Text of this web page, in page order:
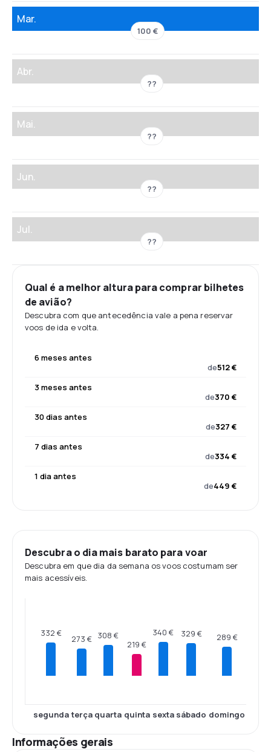
Mar.
100 €
Abr.
??
Mai.
??
Jun.
??
Jul.
??
Qual é a melhor altura para comprar bilhetes
de avião?
Descubra com que antecedência vale a pena reservar
voos de ida e volta.
6 meses antes
de512 €
3 meses antes
de370 €
30 dias antes
de327 €
7 dias antes
de334 €
1 dia antes
de449 €
Descubra o dia mais barato para voar
Descubra em que dia da semana os voos costumam ser
mais acessíveis.
332 €
segunda
273 €
terça
308 €
quarta
219 €
quinta
340 €
sexta
329 €
sábado
289 €
domingo
Informações gerais